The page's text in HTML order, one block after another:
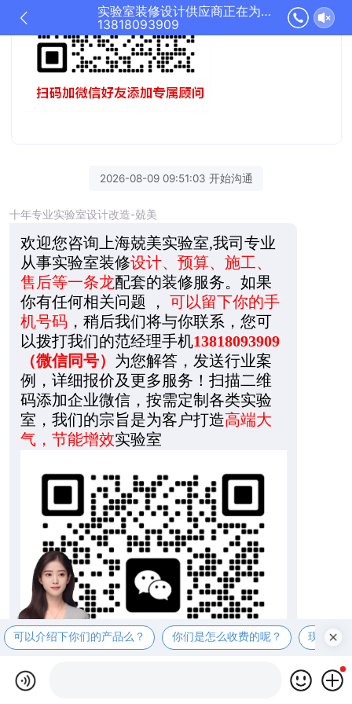
实验室装修设计供应商正在为您服务
13818093909
2026-08-09 09:51:03 开始沟通
十年专业实验室设计改造-兢美
欢迎您咨询上海兢美实验室,我司专业
从事实验室装修设计、预算、施工、
售后等一条龙配套的装修服务。如果
你有任何相关问题 ， 可以留下你的手
机号码 ，稍后我们将与你联系，您可
以拨打我们的范经理手机13818093909
（微信同号） 为您解答，发送行业案
例，详细报价及更多服务！扫描二维
码添加企业微信，按需定制各类实验
室，我们的宗旨是为客户打造高端大
气，节能增效实验室
可以介绍下你们的产品么？ 你们是怎么收费的呢？ 现在有